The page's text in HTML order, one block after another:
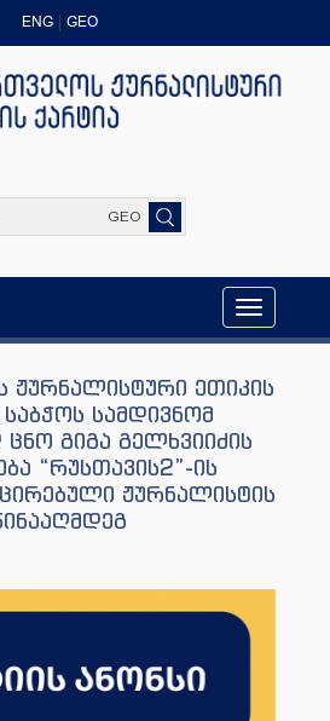
ENG GEO
GEO
Toggle
navigation
ჟურნალისტური ეთიკის
სამდივნომ
ცნო გიგა გელხვიიძის
“რუსთავის2”-ის
ჟურნალისტის